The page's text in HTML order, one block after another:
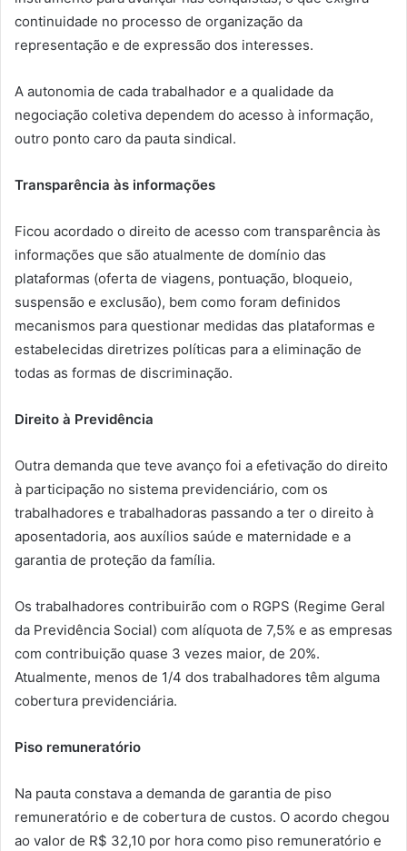
continuidade no processo de organização da
representação e de expressão dos interesses.
A autonomia de cada trabalhador e a qualidade da
negociação coletiva dependem do acesso à informação,
outro ponto caro da pauta sindical.
Transparência às informações
Ficou acordado o direito de acesso com transparência às
informações que são atualmente de domínio das
plataformas (oferta de viagens, pontuação, bloqueio,
suspensão e exclusão), bem como foram definidos
mecanismos para questionar medidas das plataformas e
estabelecidas diretrizes políticas para a eliminação de
todas as formas de discriminação.
Direito à Previdência
Outra demanda que teve avanço foi a efetivação do direito
à participação no sistema previdenciário, com os
trabalhadores e trabalhadoras passando a ter o direito à
aposentadoria, aos auxílios saúde e maternidade e a
garantia de proteção da família.
Os trabalhadores contribuirão com o RGPS (Regime Geral
da Previdência Social) com alíquota de 7,5% e as empresas
com contribuição quase 3 vezes maior, de 20%.
Atualmente, menos de 1/4 dos trabalhadores têm alguma
cobertura previdenciária.
Piso remuneratório
Na pauta constava a demanda de garantia de piso
remuneratório e de cobertura de custos. O acordo chegou
ao valor de R$ 32,10 por hora como piso remuneratório e